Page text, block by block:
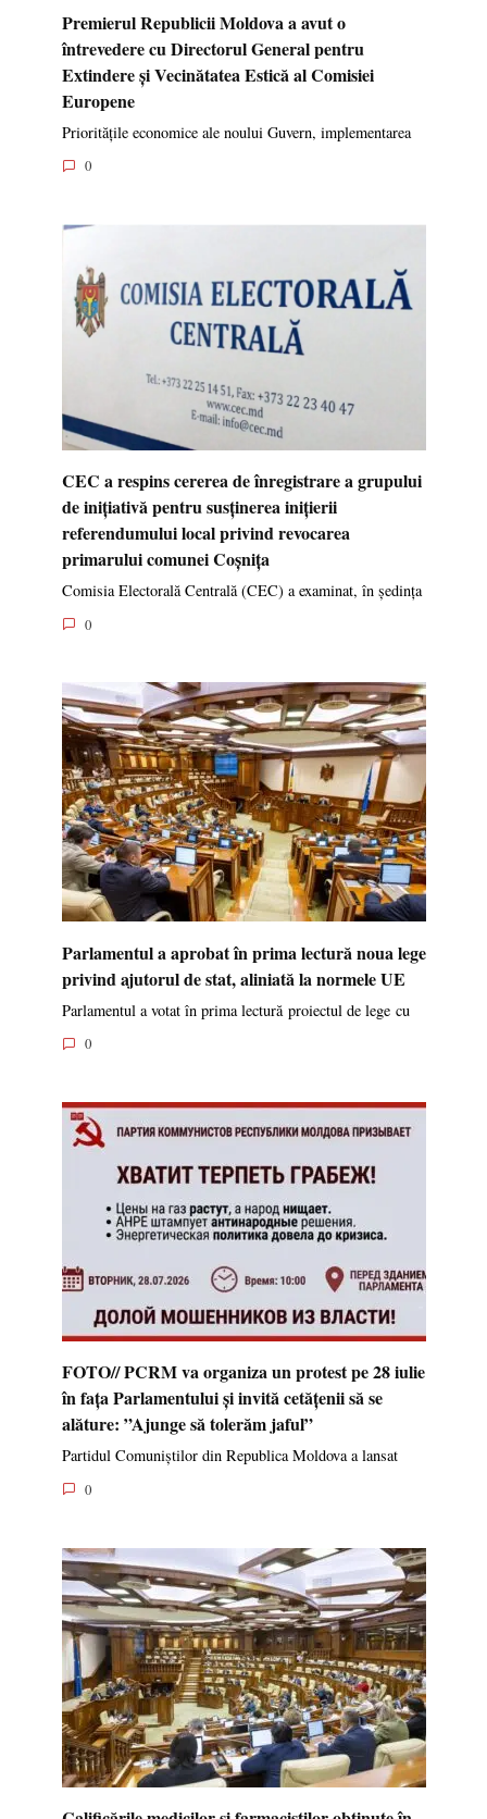
Premierul Republicii Moldova a avut o
întrevedere cu Directorul General pentru
Extindere și Vecinătatea Estică al Comisiei
Europene
Prioritățile economice ale noului Guvern, implementarea
0
CEC a respins cererea de înregistrare a grupului
de inițiativă pentru susținerea inițierii
referendumului local privind revocarea
primarului comunei Coșnița
Comisia Electorală Centrală (CEC) a examinat, în ședința
0
Parlamentul a aprobat în prima lectură noua lege
privind ajutorul de stat, aliniată la normele UE
Parlamentul a votat în prima lectură proiectul de lege cu
0
FOTO// PCRM va organiza un protest pe 28 iulie
în fața Parlamentului și invită cetățenii să se
alăture: ”Ajunge să tolerăm jaful”
Partidul Comuniștilor din Republica Moldova a lansat
0